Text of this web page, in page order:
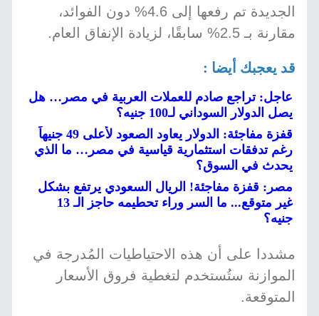
الجديدة تم رفعها إلى 4.6% دون الفوائد،
مقارنة بـ 2.5% سابقًا، لزيادة الإنفاق العام.
قد يعجبك أيضا :
عاجل: تراجع صادم للعملات العربية في مصر… هل
يصل الدولار السوداني لـ100 جنيه؟
قفزة مفاجئة: الدولار يعاود الصعود لأعلى 49 جنيهاً
رغم تدفقات استثمارية قياسية في مصر… ما الذي
يحدث في السوق؟
مصر: قفزة مفاجئة! الريال السعودي يرتفع بشكل
غير متوقع... ما السر وراء تحطيمه حاجز الـ 13
جنيه؟
مشددا على أن هذه الاحتياطيات المُدرجة في
الموازنة ستُستخدم لتغطية فروق الأسعار
المتوقعة.